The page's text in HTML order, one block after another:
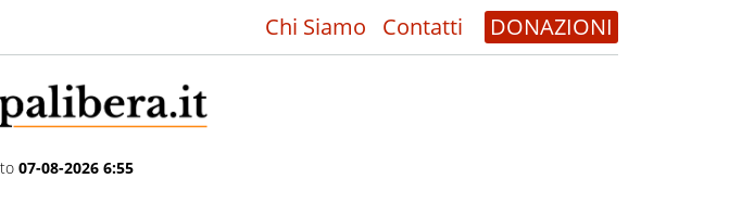
Chi Siamo Contatti DONAZIONI
07-08-2026 6:55